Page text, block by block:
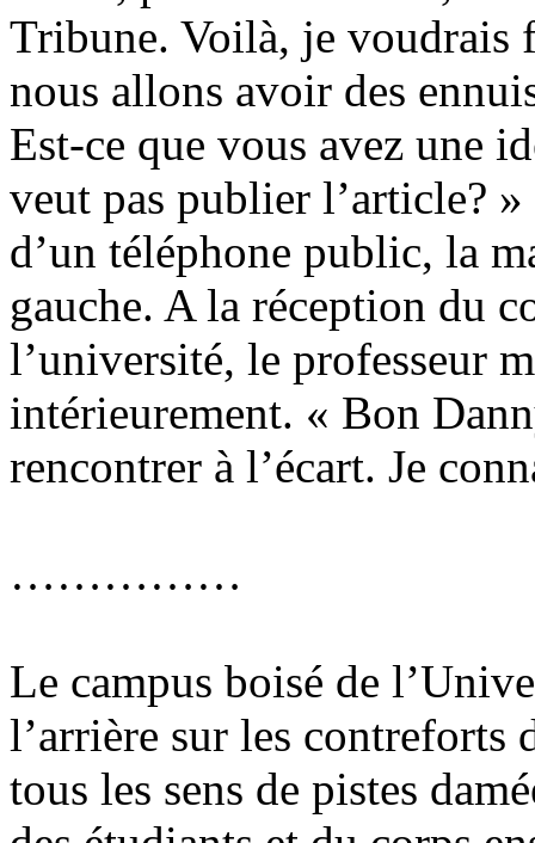
Tribune. Voilà, je voudrais
nous allons avoir des
Est-ce que vous avez une
veut pas publier l’article?
d’un téléphone public, la
gauche. A la réception du
l’université, le professeur
intérieurement. « Bon
rencontrer à l’écart. Je
……………
Le campus boisé de
l’arrière sur les contreforts
tous les sens de pistes